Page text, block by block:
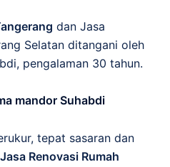
dan Jasa
Selatan ditangani oleh
pengalaman 30 tahun.
mandor Suhabdi
tepat sasaran dan
Jasa Renovasi Rumah